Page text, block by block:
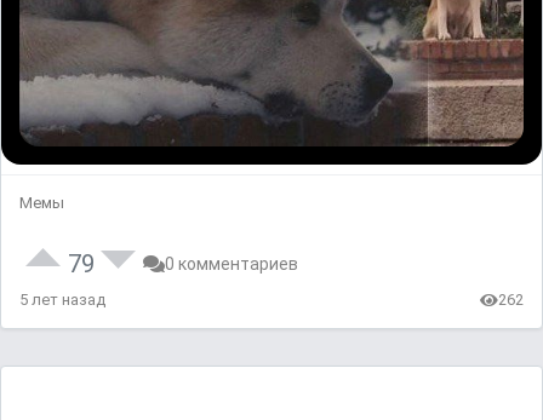
Мемы
79 0 комментариев
5 лет назад 262